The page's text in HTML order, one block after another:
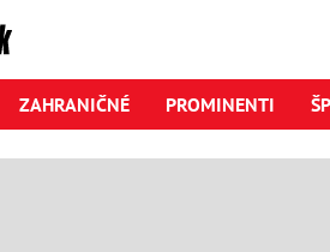
ZAHRANIČNÉ PROMINENTI